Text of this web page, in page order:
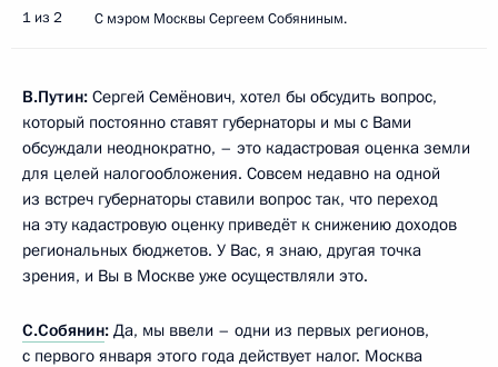
1 из 2 С мэром Москвы Сергеем Собяниным.
В.Путин: Сергей Семёнович, хотел бы обсудить вопрос,
который постоянно ставят губернаторы и мы с Вами
обсуждали неоднократно, – это кадастровая оценка земли
для целей налогообложения. Совсем недавно на одной
из встреч губернаторы ставили вопрос так, что переход
на эту кадастровую оценку приведёт к снижению доходов
региональных бюджетов. У Вас, я знаю, другая точка
зрения, и Вы в Москве уже осуществляли это.
С.Собянин: Да, мы ввели – одни из первых регионов,
с первого января этого года действует налог. Москва